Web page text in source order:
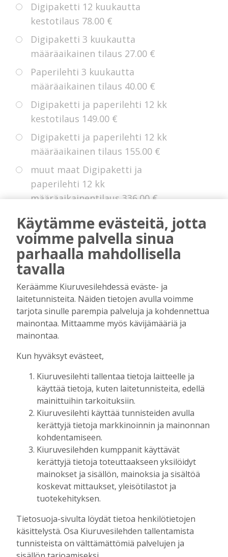
Digipaketti 12 kuukautta
kestotilaus 78.00 €
Digipaketti 3 kuukautta
määräaikainen tilaus 27.00 €
Paperilehti 3 kuukautta
määräaikainen tilaus 40.00 €
Digipaketti ja paperilehti 12 kk
kestotilaus 149.00 €
Digipaketti ja paperilehti 12 kk
määräaikainen tilaus 155.00 €
muut maat Digipaketti ja
paperilehti 12 kk
määräaikainentilaus336.00 €
Eurooppa Digipaketti ja paperilehti
12 kk kestotilaus 225.00 €
ole ollut digitilausta voimassa edellisten 14
kuukauden aikana.
Tilausten sisältö
DigitilaussisältääKiuruvesilehti.fi
uutisvirran, uudet näköislehdet,
näköislehtien arkiston ja tulevaisuudessa
sähköpostiin lähetettävän uutiskirjeen.
Digitilaukseen kuuluva Kiuruvesi-lehden
näköislehtijulkaistaan tiistai-iltaisin klo 20
osoitteessa kiuruvesilehti.fi/nakoislehti.
Paperilehtitilaussisältää joka viikko
(paitsi vko 52) ilmestyvän paperilehden
julkaisemat erikois- ja liitelehdet.
Jos sinulla on kysymyksiä kansainvälisistä
Käytämme evästeitä, jotta
voimme palvella sinua
parhaalla mahdollisella
tavalla
Keräämme Kiuruvesilehdessä eväste- ja
laitetunnisteita. Näiden tietojen avulla voimme
tarjota sinulle parempia palveluja ja kohdennettua
mainontaa. Mittaamme myös kävijämääriä ja
mainontaa.
Kun hyväksyt evästeet,
Kiuruvesilehti tallentaa tietoja laitteelle ja
käyttää tietoja, kuten laitetunnisteita, edellä
mainittuihin tarkoituksiin.
Kiuruvesilehti käyttää tunnisteiden avulla
kerättyjä tietoja markkinoinnin ja mainonnan
kohdentamiseen.
Kiuruvesilehden kumppanit käyttävät
kerättyjä tietoja toteuttaakseen yksilöidyt
mainokset ja sisällön, mainoksia ja sisältöä
koskevat mittaukset, yleisötilastot ja
tuotekehityksen.
Tietosuoja-sivulta löydät tietoa henkilötietojen
käsittelystä. Osa Kiuruvesilehden tallentamista
tunnisteista on välttämättömiä palvelujen ja